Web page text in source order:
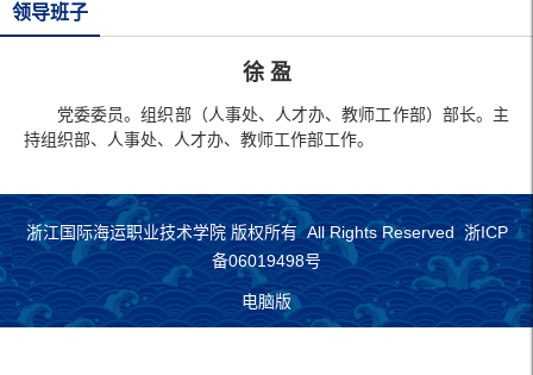
领导班子
徐 盈
党委委员。组织部（人事处、人才办、教师工作部）部长。主
持组织部、人事处、人才办、教师工作部工作。
浙江国际海运职业技术学院 版权所有 All Rights Reserved 浙ICP
备06019498号
电脑版